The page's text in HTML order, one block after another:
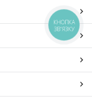
КНОПКА
ЗВ'ЯЗКУ